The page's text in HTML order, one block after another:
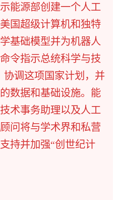
能源部创建一个人工
国超级计算机和独特
基础模型并为机器人
令指示总统科学与技
协调这项国家计划，并
数据和基础设施。能
术事务助理以及人工
问将与学术界和私营
持并加强“创世纪计